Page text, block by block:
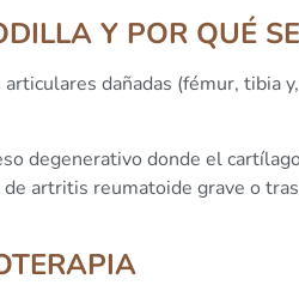
Y POR QUÉ
dañadas (fémur, tibia
degenerativo donde el
artritis reumatoide grave o